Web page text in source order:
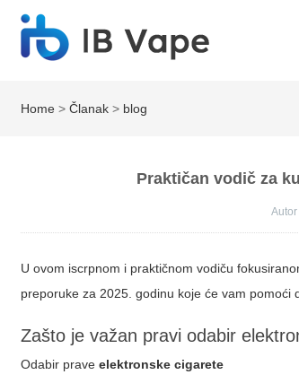
Home >Članak > blog
Praktičan vodič za
Autor
U ovom iscrpnom i praktičnom vodiču
preporuke za 2025. godinu koje će vam pomoći
Zašto je važan pravi odabir
Odabir praveelektronske cigarete